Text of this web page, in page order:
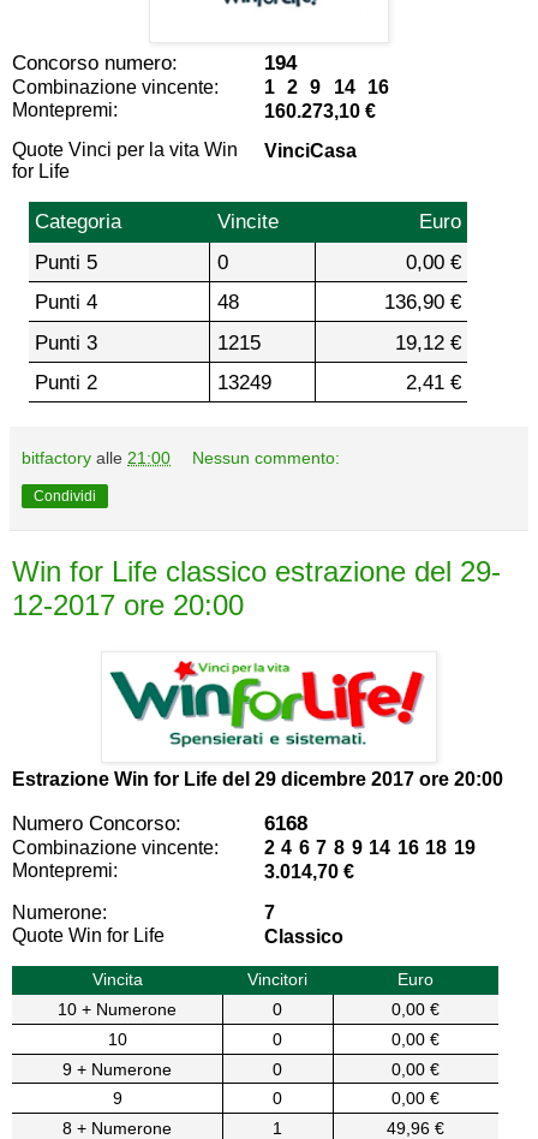
Concorso numero: 194
Combinazione vincente:
1 2 9 14 16
Montepremi:
160.273,10 €
Quote Vinci per la vita Win
for Life
VinciCasa
Categoria Vincite
Euro
Punti 5
0
0,00 €
Punti 4
48
136,90 €
Punti 3
1215
19,12 €
Punti 2
13249 2,41 €
bitfactory alle 21:00 Nessun commento:
Condividi
Win for Life classico estrazione del 29-
12-2017 ore 20:00
Estrazione Win for Life del 29 dicembre 2017 ore 20:00
Numero Concorso: 6168
Combinazione vincente:
2 4 6 7 8 9 14 16 18 19
Montepremi:
3.014,70 €
Numerone:
7
Quote Win for Life
Classico
Vincita Vincitori
Euro
10 + Numerone
0
0,00 €
10
0
0,00 €
9 + Numerone
0
0,00 €
9
0
0,00 €
8 + Numerone
1
49,96 €